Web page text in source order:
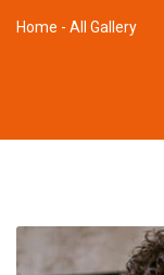
Home - All Gallery